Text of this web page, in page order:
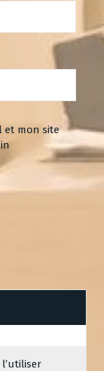
et mon site